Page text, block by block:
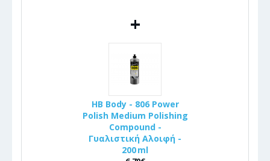
+
HB Body - 806 Power
Polish Medium Polishing
Compound -
Γυαλιστική Αλοιφή -
200 ml